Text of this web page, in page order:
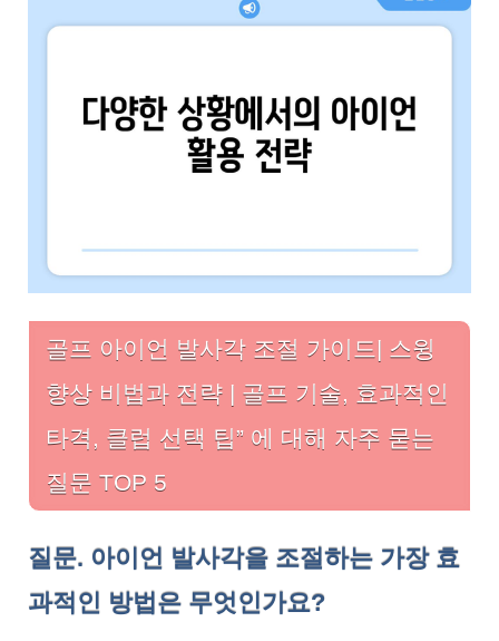
골프 아이언 발사각 조절 가이드| 스윙
향상 비법과 전략 | 골프 기술, 효과적인
타격, 클럽 선택 팁” 에 대해 자주 묻는
질문 TOP 5
질문. 아이언 발사각을 조절하는 가장 효
과적인 방법은 무엇인가요?